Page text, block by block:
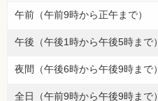
午前（午前9時から正午まで）
午後（午後1時から午後5時まで）
夜間（午後6時から午後9時まで）
全日（午前9時から午後9時まで）